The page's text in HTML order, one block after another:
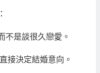
不是談很久戀愛。
接決定結婚意向。